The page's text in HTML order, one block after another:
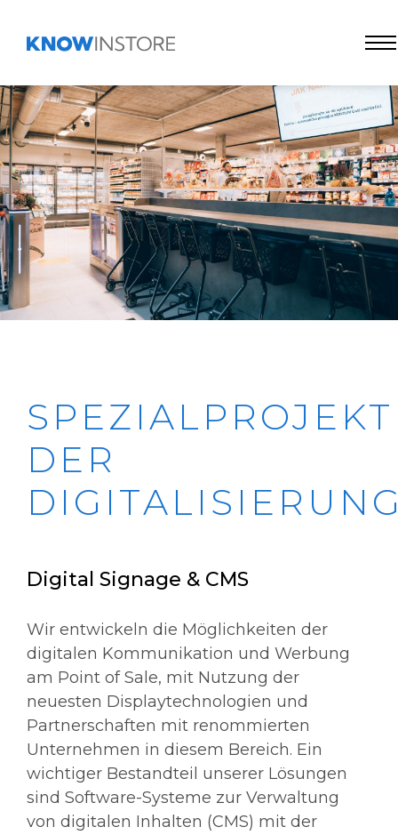
DER
Digital Signage & CMS
Wir entwickeln die Möglichkeiten der
digitalen Kommunikation und Werbung
am Point of Sale, mit Nutzung der
neuesten Displaytechnologien und
Partnerschaften mit renommierten
Unternehmen in diesem Bereich. Ein
wichtiger Bestandteil unserer Lösungen
sind Software-Systeme zur Verwaltung
von digitalen Inhalten (CMS) mit der